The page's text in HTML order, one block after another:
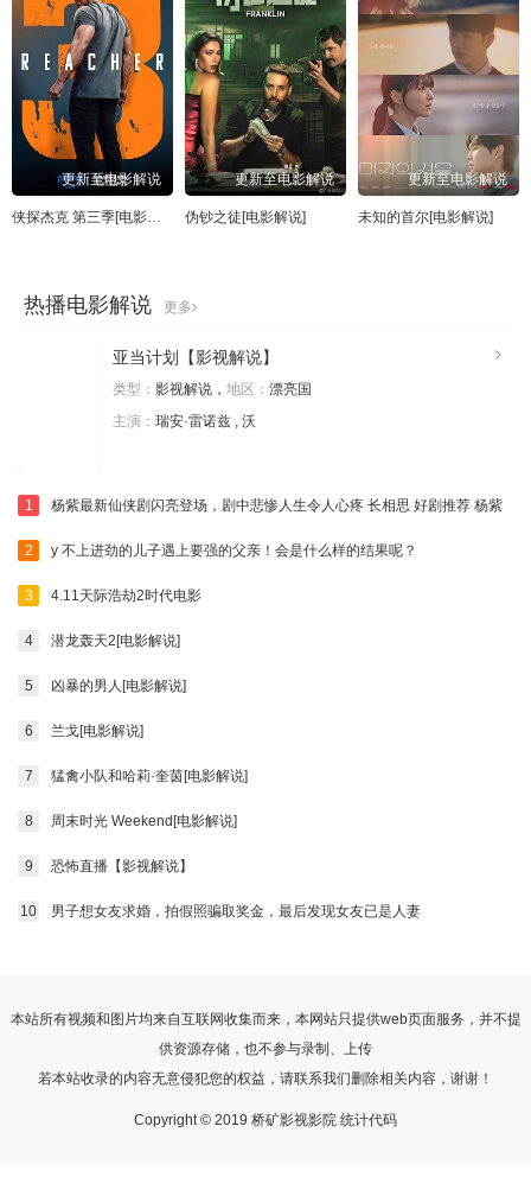
更新至电影解说
侠探杰克 第三季[电影解说]
更新至电影解说
伪钞之徒[电影解说]
更新至电影解说
未知的首尔[电影解说]
热播电影解说 更多
亚当计划【影视解说】
类型： 影视解说， 地区： 漂亮国
主演： 瑞安·雷诺兹 , 沃
1 杨紫最新仙侠剧闪亮登场，剧中悲惨人生令人心疼 长相思 好剧推荐 杨紫
2 y 不上进劲的儿子遇上要强的父亲！会是什么样的结果呢？
3 4.11天际浩劫2时代电影
4 潜龙轰天2[电影解说]
5 凶暴的男人[电影解说]
6 兰戈[电影解说]
7 猛禽小队和哈莉·奎茵[电影解说]
8 周末时光 Weekend[电影解说]
9 恐怖直播【影视解说】
10 男子想女友求婚，拍假照骗取奖金，最后发现女友已是人妻
本站所有视频和图片均来自互联网收集而来，本网站只提供web页面服务，并不提
供资源存储，也不参与录制、上传
若本站收录的内容无意侵犯您的权益，请联系我们删除相关内容，谢谢！
Copyright © 2019 桥矿影视影院 统计代码